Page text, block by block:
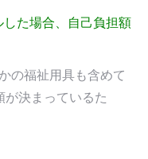
た場合、自己負担額
の福祉用具も含めて
決まっているた